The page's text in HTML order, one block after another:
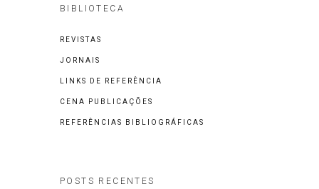
BIBLIOTECA
REVISTAS
JORNAIS
LINKS DE REFERÊNCIA
CENA PUBLICAÇÕES
REFERÊNCIAS BIBLIOGRÁFICAS
POSTS RECENTES